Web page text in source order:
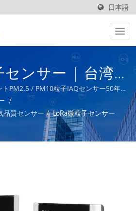
日本語
センサー | 台湾
システムビル
トランスミッタ
| Aecl
PM2.5 / PM10粒子IAQセンサー50年以
富で信頼できるメーカーとして、建
、スマート農業、HVACシステム向けの
供してきました。
/
品質センサー / LoRa微粒子センサー